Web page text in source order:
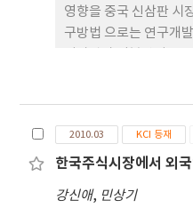
영향을 중국 신삼판 시
구방법 으로는 연구개
사용하였다. 연 구기간
로 분석하였다. 분석결
발집약도에 유의한 양
치적 연계 유무에 관계
2010.03 KCI 등재
한국주식시장에서 외
강신애, 민상기